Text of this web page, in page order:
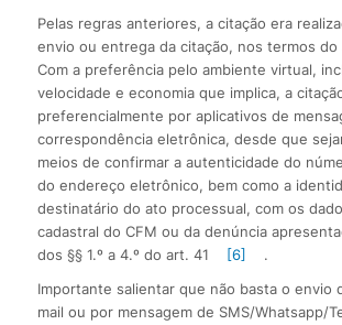
Pelas regras anteriores, a citação era
envio ou entrega da citação, nos termos do
Com a preferência pelo ambiente virtual,
velocidade e economia que implica, a
preferencialmente por aplicativos de
correspondência eletrônica, desde que
meios de confirmar a autenticidade do
do endereço eletrônico, bem como a
destinatário do ato processual, com os
cadastral do CFM ou da denúncia
dos §§ 1.º a 4.º do art. 41
[6]
.
Importante salientar que não basta o envio
mail ou por mensagem de SMS/Whatsapp/